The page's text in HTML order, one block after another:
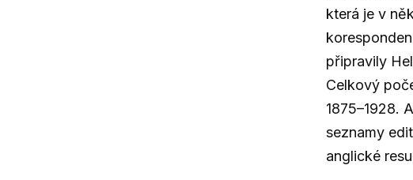
která je v
připravily
Celkový
1875–1928.
seznamy
anglické